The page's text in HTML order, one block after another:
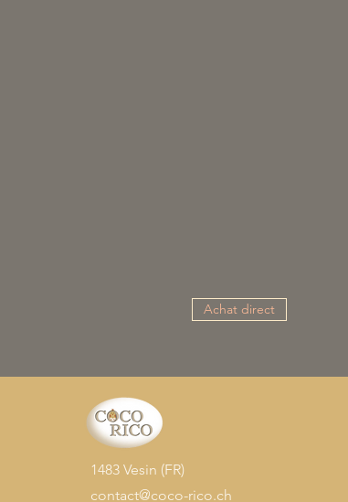
Achat direct
1483 Vesin (FR)
contact@coco-rico.ch